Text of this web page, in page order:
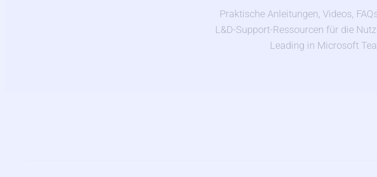
Praktische Anleitungen, Videos,
L&D-Support-Ressourcen für die
Leading in Microsoft